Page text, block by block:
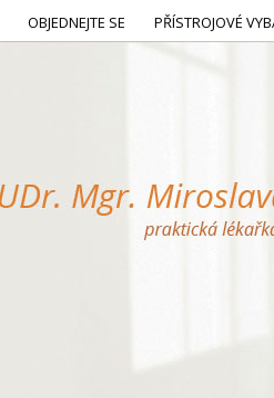
OBJEDNEJTE SE PŘÍSTROJOVÉ